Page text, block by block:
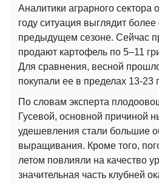
Аналитики аграрного сектора
году ситуация выглядит
предыдущем сезоне. Сейчас
продают картофель по 5–11
Для сравнения, весной
покупали ее в пределах 13-23
По словам эксперта
Гусевой, основной причиной
удешевления стали большие
выращивания. Кроме того,
летом повлияли на качество
значительная часть клубней